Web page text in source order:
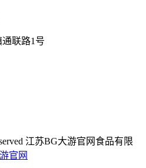
联路1号
江苏BG大游官网食品有限
官网